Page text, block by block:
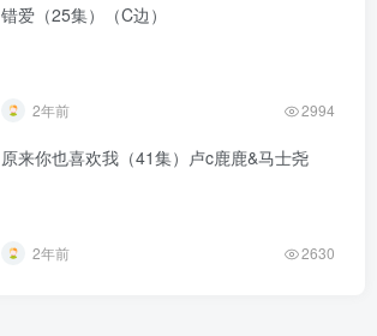
错爱（25集）（C边）
2年前 2994
原来你也喜欢我（41集）卢c鹿鹿&马士尧
2年前 2630